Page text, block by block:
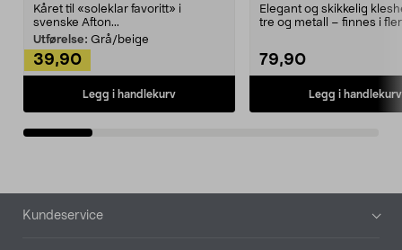
Kåret til «soleklar favoritt» i
svenske Afton...
Utførelse: Grå/beige
39,90
Legg i handlekurv
Elegant og skikkelig
tre og metall – finnes i
79,90
Legg i handlekurv
Bunntekst
Kundeservice